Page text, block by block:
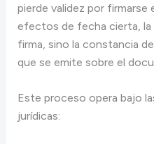
pierde validez por
efectos de fecha cierta, la
firma, sino la constancia
que se emite sobre el
Este proceso opera bajo
jurídicas: